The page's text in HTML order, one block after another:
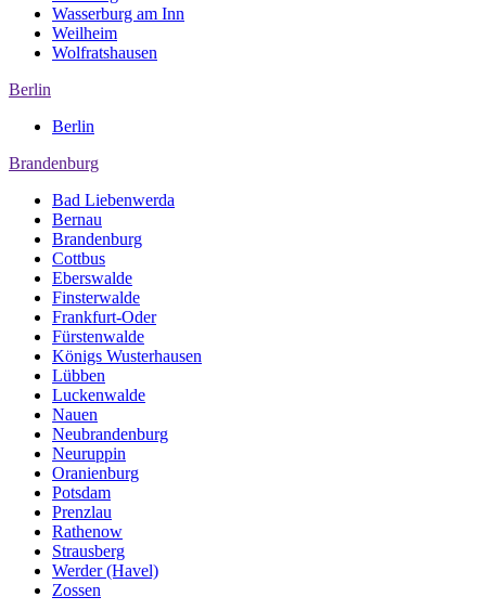
Wasserburg am Inn
Weilheim
Wolfratshausen
Berlin
Berlin
Brandenburg
Bad Liebenwerda
Bernau
Brandenburg
Cottbus
Eberswalde
Finsterwalde
Frankfurt-Oder
Fürstenwalde
Königs Wusterhausen
Lübben
Luckenwalde
Nauen
Neubrandenburg
Neuruppin
Oranienburg
Potsdam
Prenzlau
Rathenow
Strausberg
Werder (Havel)
Zossen